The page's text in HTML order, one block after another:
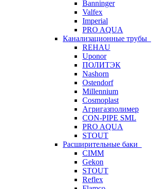
Banninger
Valfex
Imperial
PRO AQUA
Канализационные трубы
REHAU
Uponor
ПОЛИТЭК
Nashorn
Ostendorf
Millennium
Cosmoplast
Агригазполимер
CON-PIPE SML
PRO AQUA
STOUT
Расширительные баки
CIMM
Gekon
STOUT
Reflex